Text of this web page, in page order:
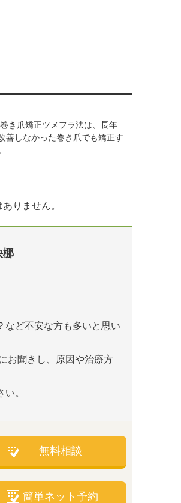
き爪矯正ツメフラ法は、長年
善しなかった巻き爪でも矯正す
りません。
梛
など不安な方も多いと思い
お聞きし、原因や治療方
。
無料相談
簡単ネット予約